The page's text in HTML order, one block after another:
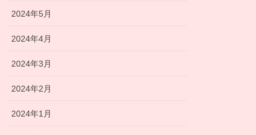
2024年5月
2024年4月
2024年3月
2024年2月
2024年1月